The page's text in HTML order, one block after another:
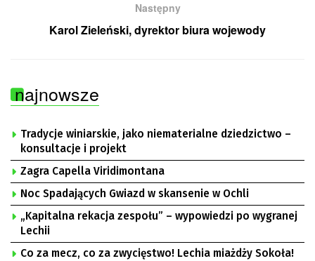
Następny
Karol Zieleński, dyrektor biura wojewody
najnowsze
Tradycje winiarskie, jako niematerialne dziedzictwo –
konsultacje i projekt
Zagra Capella Viridimontana
Noc Spadających Gwiazd w skansenie w Ochli
„Kapitalna rekacja zespołu” – wypowiedzi po wygranej
Lechii
Co za mecz, co za zwycięstwo! Lechia miażdży Sokoła!